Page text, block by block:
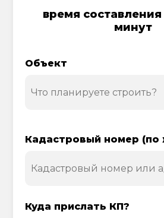
время составления
минут
Объект
Кадастровый номер (по
Куда прислать КП?